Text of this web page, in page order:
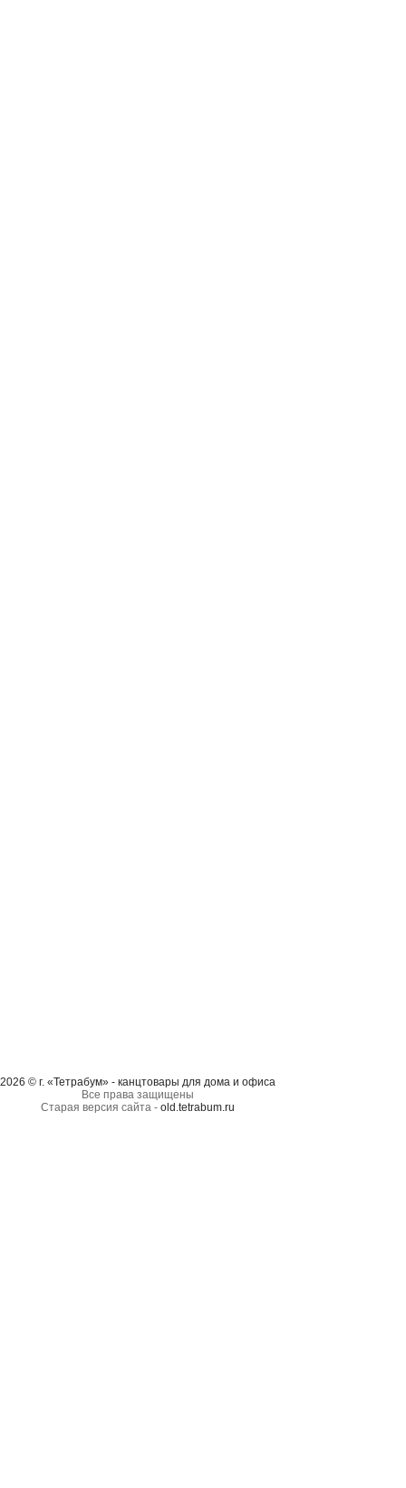
2026 © г. «Тетрабум» - канцтовары для дома и офиса
Все права защищены
Старая версия сайта - old.tetrabum.ru